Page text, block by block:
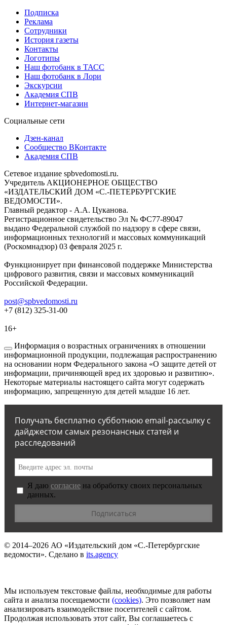
Подписка
Реклама
Сотрудники
История газеты
Контакты
Логотипы
Наш фотобанк в ТАСС
Наш фотобанк в Лори
Экскурсии
Академия СПВ
Интернет-магазин
Социальные сети
Дзен-канал
Сообщество ВКонтакте
Академия СПВ
Сетевое издание spbvedomosti.ru.
Учредитель АКЦИОНЕРНОЕ ОБЩЕСТВО
«ИЗДАТЕЛЬСКИЙ ДОМ «С.-ПЕТЕРБУРГСКИЕ
ВЕДОМОСТИ».
Главный редактор - А.А. Цуканова.
Регистрационное свидетельство Эл № ФС77-89047
выдано Федеральной службой по надзору в сфере связи,
информационных технологий и массовых коммуникаций
(Роскомнадзор) 03 февраля 2025 г.
Функционирует при финансовой поддержке Министерства
цифрового развития, связи и массовых коммуникаций
Российской Федерации.
post@spbvedomosti.ru
+7 (812) 325-31-00
16+
Информация о возрастных ограничениях в отношении
информационной продукции, подлежащая распространению
на основании норм Федерального закона «О защите детей от
информации, причиняющей вред их здоровью и развитию».
Некоторые материалы настоящего сайта могут содержать
информацию, запрещенную для детей младше 16 лет.
Получать бесплатно субботнюю email-рассылку с
дайджестом самых резонансных статей и
расследований
Я даю согласие на обработку своих персональных
данных.
© 2014–2026 АО «Издательский дом «С.-Петербургские
ведомости». Сделано в its.agency
Мы используем текстовые файлы, необходимые для работы
сайта и анализа посещаемости (сookies). Это позволяет нам
анализировать взаимодействие посетителей с сайтом.
Продолжая использовать этот сайт, Вы соглашаетесь с